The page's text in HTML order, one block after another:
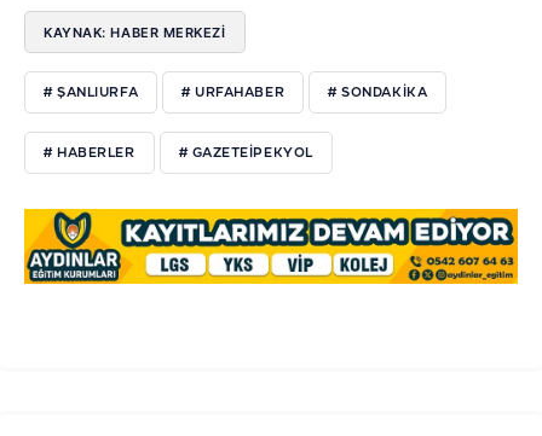
KAYNAK: HABER MERKEZI
# ŞANLIURFA # URFAHABER # SONDAKIKA
# HABERLER # GAZETEIPEKYOL